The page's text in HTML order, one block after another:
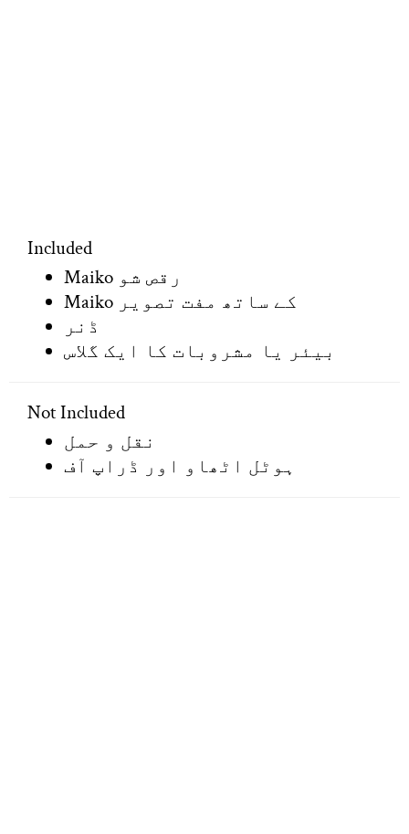
Included
Maiko رقص شو
Maiko کے ساتھ مفت تصویر
ڈنر
بیئر یا مشروبات کا ایک گلاس
Not Included
نقل و حمل
ہوٹل اٹھاو اور ڈراپ آف